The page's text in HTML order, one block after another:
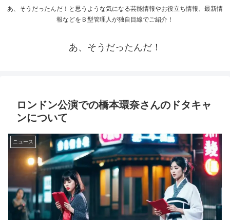
あ、そうだったんだ！と思うような気になる芸能情報やお役立ち情報、最新情
報などをＢ型管理人が独自目線でご紹介！
あ、そうだったんだ！
ロンドン公演での橋本環奈さんのドタキャ
ンについて
ニュース